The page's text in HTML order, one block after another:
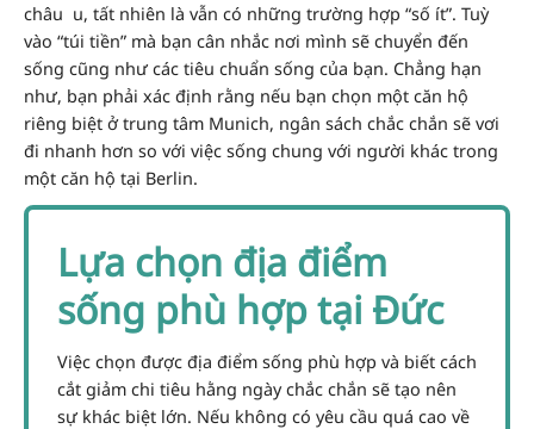
châu u, tất nhiên là vẫn có những trường hợp “số ít”. Tuỳ
vào “túi tiền” mà bạn cân nhắc nơi mình sẽ chuyển đến
sống cũng như các tiêu chuẩn sống của bạn. Chẳng hạn
như, bạn phải xác định rằng nếu bạn chọn một căn hộ
riêng biệt ở trung tâm Munich, ngân sách chắc chắn sẽ vơi
đi nhanh hơn so với việc sống chung với người khác trong
một căn hộ tại Berlin.
Lựa chọn địa điểm
sống phù hợp tại Đức
Việc chọn được địa điểm sống phù hợp và biết cách
cắt giảm chi tiêu hằng ngày chắc chắn sẽ tạo nên
sự khác biệt lớn. Nếu không có yêu cầu quá cao về